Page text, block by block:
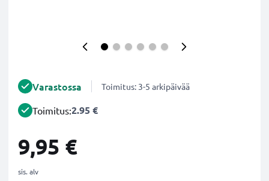
Varastossa Toimitus: 3-5 arkipäivää
Toimitus:2.95 €
9,95 €
sis. alv